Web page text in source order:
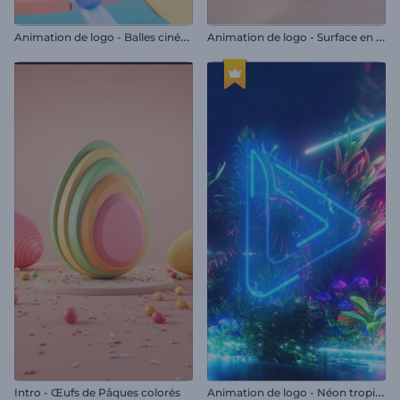
A
nimation de logo - Balles cinétiques A
nimation de logo - Surface en mosaïque
Intro - Œufs de Pâques colorés A
nimation de logo - Néon tropical